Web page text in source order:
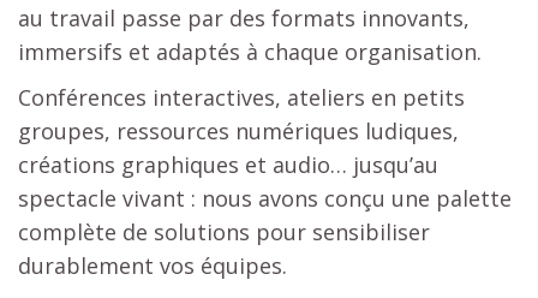
au travail passe par des formats innovants,
immersifs et adaptés à chaque organisation.
Conférences interactives, ateliers en petits
groupes, ressources numériques ludiques,
créations graphiques et audio… jusqu’au
spectacle vivant : nous avons conçu une palette
complète de solutions pour sensibiliser
durablement vos équipes.